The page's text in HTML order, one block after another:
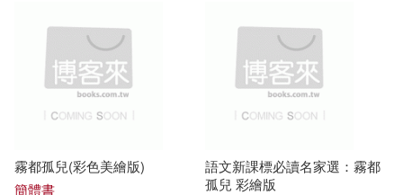
狄更斯[英](2)
狄更斯（Charles Dickens）◎原著
（英）查爾斯.狄更斯(2)
上海文藝出版社(5)
中國宇航出版社(5)
新世界出版社(5)
霧都孤兒(彩色美繪版)
簡體書
語文新課標必讀名家選：霧都
孤兒 彩繪版